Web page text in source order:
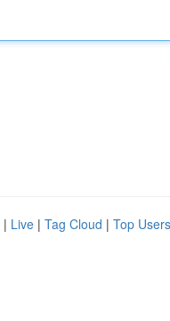
| Live | Tag Cloud | Top Users